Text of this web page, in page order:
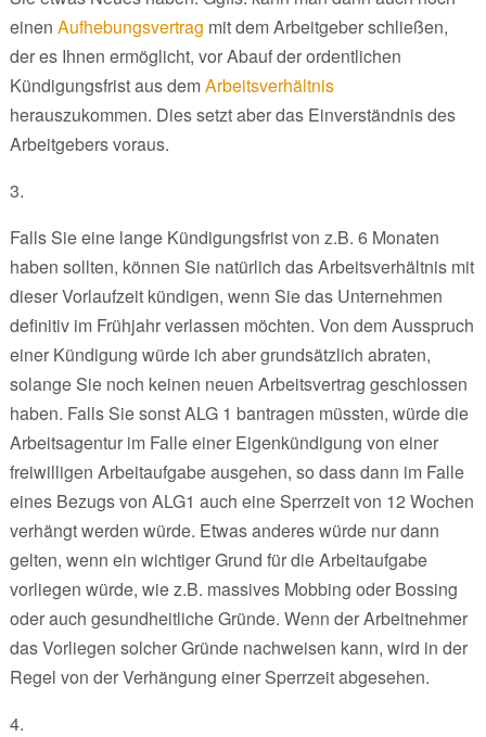
einen Aufhebungsvertrag mit dem Arbeitgeber schließen,
der es Ihnen ermöglicht, vor Abauf der ordentlichen
Kündigungsfrist aus demArbeitsverhältnis
herauszukommen. Dies setzt aber das Einverständnis des
Arbeitgebers voraus.
3.
Falls Sie eine lange Kündigungsfrist von z.B. 6 Monaten
haben sollten, können Sie natürlich das Arbeitsverhältnis mit
dieser Vorlaufzeit kündigen, wenn Sie das Unternehmen
definitiv im Frühjahr verlassen möchten. Von dem Ausspruch
einer Kündigung würde ich aber grundsätzlich abraten,
solange Sie noch keinen neuen Arbeitsvertrag geschlossen
haben. Falls Sie sonst ALG 1 bantragen müssten, würde die
Arbeitsagentur im Falle einer Eigenkündigung von einer
freiwilligen Arbeitaufgabe ausgehen, so dass dann im Falle
eines Bezugs von ALG1 auch eine Sperrzeit von 12 Wochen
verhängt werden würde. Etwas anderes würde nur dann
gelten, wenn ein wichtiger Grund für die Arbeitaufgabe
vorliegen würde, wie z.B. massives Mobbing oder Bossing
oder auch gesundheitliche Gründe. Wenn der Arbeitnehmer
das Vorliegen solcher Gründe nachweisen kann, wird in der
Regel von der Verhängung einer Sperrzeit abgesehen.
4.